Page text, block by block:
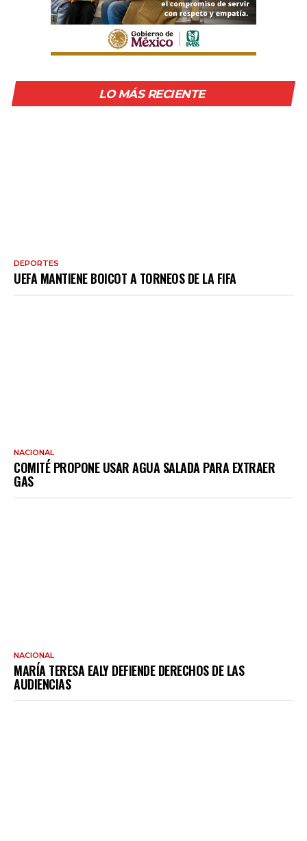
LO MÁS RECIENTE
DEPORTES
UEFA MANTIENE BOICOT A TORNEOS DE LA FIFA
NACIONAL
COMITÉ PROPONE USAR AGUA SALADA PARA EXTRAER
GAS
NACIONAL
MARÍA TERESA EALY DEFIENDE DERECHOS DE LAS
AUDIENCIAS